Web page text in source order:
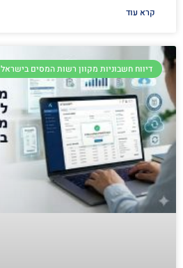
קרא עוד
דיווח חשבוניות מקוון רשות המסים בישראל